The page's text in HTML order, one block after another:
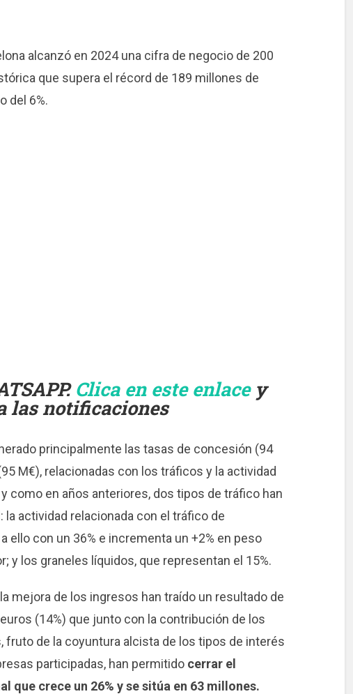
alcanzó en 2024 una cifra de negocio de 200
que supera el récord de 189 millones de
del 6%.
Clica en este enlacey
las notificaciones
principalmente las tasas de concesión (94
M€), relacionadas con los tráficos y la actividad
como en años anteriores, dos tipos de tráfico han
la actividad relacionada con el tráfico de
ello con un 36% e incrementa un +2% en peso
y los graneles líquidos, que representan el 15%.
mejora de los ingresos han traído un resultado de
(14%) que junto con la contribución de los
de la coyuntura alcista de los tipos de interés
participadas, han permitido cerrar el
que crece un 26% y se sitúa en 63 millones.